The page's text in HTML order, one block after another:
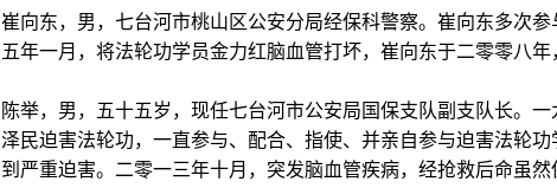
崔向东，男，七台河市桃山区公安分局经保科警察。崔向东多次
五年一月，将法轮功学员金力红脑血管打坏，崔向东于二零零八年
陈举，男，五十五岁，现任七台河市公安局国保支队副支队长。
泽民迫害法轮功，一直参与、配合、指使、并亲自参与迫害法轮
到严重迫害。二零一三年十月，突发脑血管疾病，经抢救后命虽